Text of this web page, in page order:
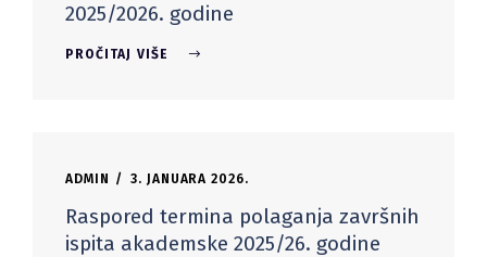
2025/2026. godine
PROČITAJ VIŠE
ADMIN 3. JANUARA 2026.
Raspored termina polaganja završnih
ispita akademske 2025/26. godine